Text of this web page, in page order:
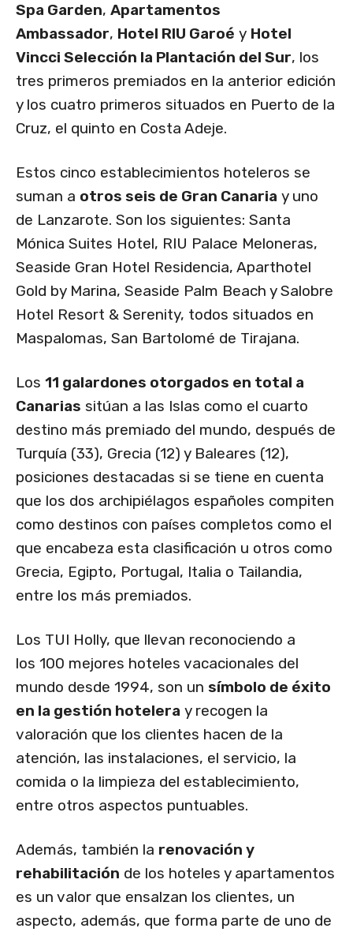
Spa Garden, Apartamentos
Ambassador, Hotel RIU Garoé y Hotel
Vincci Selección la Plantación del Sur, los
tres primeros premiados en la anterior edición
y los cuatro primeros situados en Puerto de la
Cruz, el quinto en Costa Adeje.
Estos cinco establecimientos hoteleros se
suman a otros seis de Gran Canaria y uno
de Lanzarote. Son los siguientes: Santa
Mónica Suites Hotel, RIU Palace Meloneras,
Seaside Gran Hotel Residencia, Aparthotel
Gold by Marina, Seaside Palm Beach y Salobre
Hotel Resort & Serenity, todos situados en
Maspalomas, San Bartolomé de Tirajana.
Los 11 galardones otorgados en total a
Canarias sitúan a las Islas como el cuarto
destino más premiado del mundo, después de
Turquía (33), Grecia (12) y Baleares (12),
posiciones destacadas si se tiene en cuenta
que los dos archipiélagos españoles compiten
como destinos con países completos como el
que encabeza esta clasificación u otros como
Grecia, Egipto, Portugal, Italia o Tailandia,
entre los más premiados.
Los TUI Holly, que llevan reconociendo a
los 100 mejores hoteles vacacionales del
mundo desde 1994, son un símbolo de éxito
en la gestión hotelera y recogen la
valoración que los clientes hacen de la
atención, las instalaciones, el servicio, la
comida o la limpieza del establecimiento,
entre otros aspectos puntuables.
Además, también la renovación y
rehabilitación de los hoteles y apartamentos
es un valor que ensalzan los clientes, un
aspecto, además, que forma parte de uno de